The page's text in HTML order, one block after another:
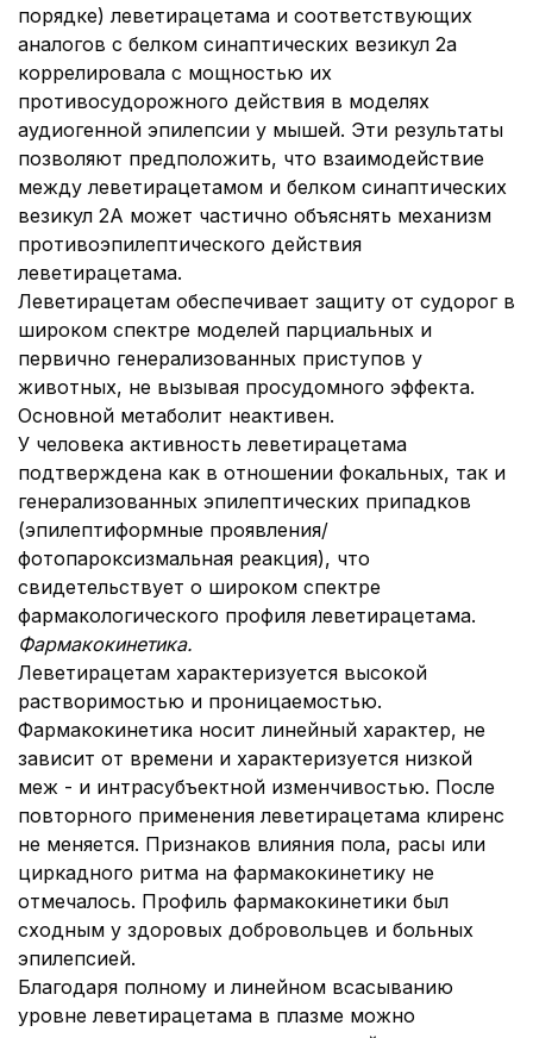
порядке) леветирацетама и соответствующих
аналогов с белком синаптических везикул 2а
коррелировала с мощностью их
противосудорожного действия в моделях
аудиогенной эпилепсии у мышей. Эти результаты
позволяют предположить, что взаимодействие
между леветирацетамом и белком синаптических
везикул 2А может частично объяснять механизм
противоэпилептического действия
леветирацетама.
Леветирацетам обеспечивает защиту от судорог в
широком спектре моделей парциальных и
первично генерализованных приступов у
животных, не вызывая просудомного эффекта.
Основной метаболит неактивен.
У человека активность леветирацетама
подтверждена как в отношении фокальных, так и
генерализованных эпилептических припадков
(эпилептиформные проявления/
фотопароксизмальная реакция), что
свидетельствует о широком спектре
фармакологического профиля леветирацетама.
Фармакокинетика.
Леветирацетам характеризуется высокой
растворимостью и проницаемостью.
Фармакокинетика носит линейный характер, не
зависит от времени и характеризуется низкой
меж - и интрасубъектной изменчивостью. После
повторного применения леветирацетама клиренс
не меняется. Признаков влияния пола, расы или
циркадного ритма на фармакокинетику не
отмечалось. Профиль фармакокинетики был
сходным у здоровых добровольцев и больных
эпилепсией.
Благодаря полному и линейном всасыванию
уровне леветирацетама в плазме можно